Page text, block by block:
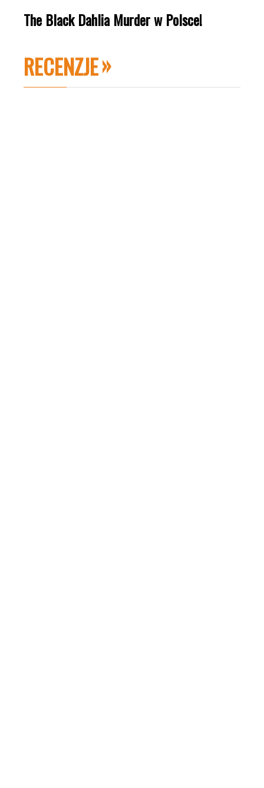
The Black Dahlia Murder w Polsce!
RECENZJE